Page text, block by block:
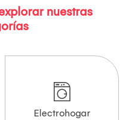
nuestras
Electrohogar